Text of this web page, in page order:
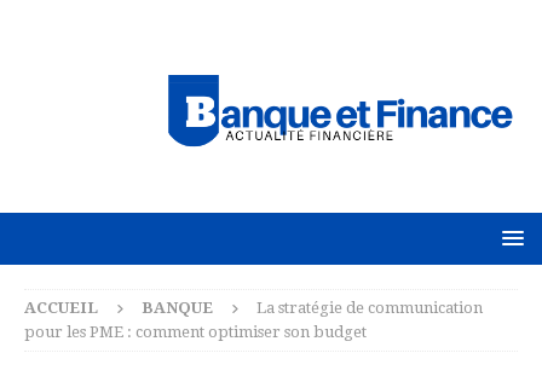
ACCUEIL BANQUE
La stratégie de communication
pour les PME : comment optimiser son budget